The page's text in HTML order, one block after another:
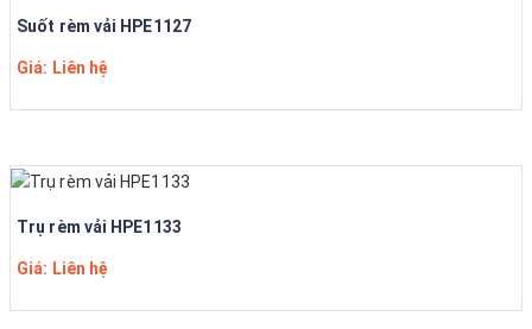
Suốt rèm vải HPE1127
Giá: Liên hệ
Trụ rèm vải HPE1133
Giá: Liên hệ